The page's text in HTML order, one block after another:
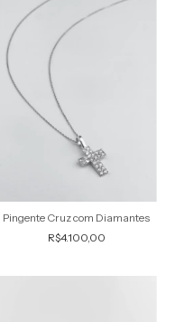
Pingente Cruz com Diamantes
R$4.100,00